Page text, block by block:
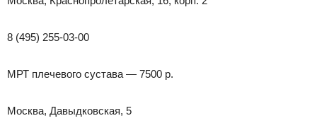
8 (495) 255-03-00
МРТ плечевого сустава — 7500 р.
Москва, Давыдковская, 5